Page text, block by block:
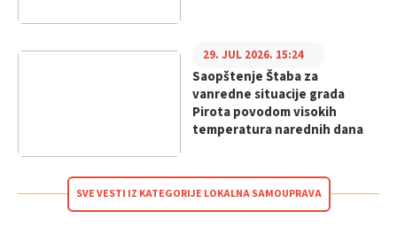
Saopštenje Štaba za
vanredne situacije grada
Pirota povodom visokih
temperatura narednih dana
29. JUL 2026. 15:24
SVE VESTI IZ KATEGORIJE LOKALNA SAMOUPRAVA